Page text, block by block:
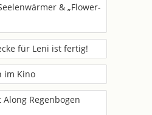
& „Flower-
für Leni ist fertig!
im Kino
Along Regenbogen